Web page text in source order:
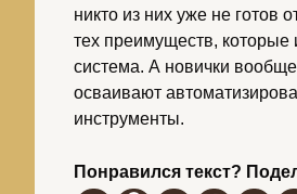
никто из них уже не готов
тех преимуществ, которые
система. А новички
осваивают
инструменты.
Понравился текст?